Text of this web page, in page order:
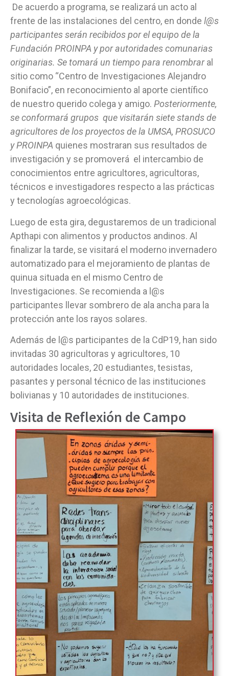
De acuerdo a programa, se realizará un acto al
frente de las instalaciones del centro, en donde l@s
participantes serán recibidos por el equipo de la
Fundación PROINPA y por autoridades comunarias
originarias. Se tomará un tiempo para renombraral
sitio como “Centro de Investigaciones Alejandro
Bonifacio”, en reconocimiento al aporte científico
de nuestro querido colega y amigo. Posteriormente,
se conformará grupos que visitarán siete stands de
agricultores de los proyectos de la UMSA, PROSUCO
y PROINPA quienes mostraran sus resultados de
investigación y se promoverá el intercambio de
conocimientos entre agricultores, agricultoras,
técnicos e investigadores respecto a las prácticas
y tecnologías agroecológicas.
Luego de esta gira, degustaremos de un tradicional
Apthapi con alimentos y productos andinos. Al
finalizar la tarde, se visitará el moderno invernadero
automatizado para el mejoramiento de plantas de
quinua situada en el mismo Centro de
Investigaciones. Se recomienda a l@s
participantes llevar sombrero de ala ancha para la
protección ante los rayos solares.
Además de l@s participantes de la CdP19, han sido
invitadas 30 agricultoras y agricultores, 10
autoridades locales, 20 estudiantes, tesistas,
pasantes y personal técnico de las instituciones
bolivianas y 10 autoridades de instituciones.
Visita de Reflexión de Campo